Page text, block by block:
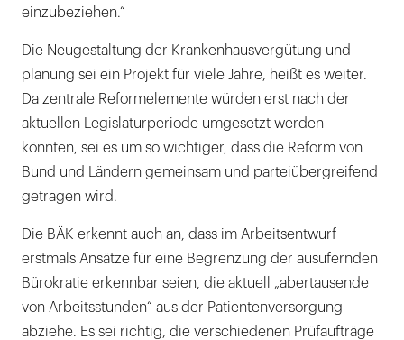
einzubeziehen.“
Die Neugestaltung der Krankenhausvergütung und -
planung sei ein Projekt für viele Jahre, heißt es weiter.
Da zentrale Reformelemente würden erst nach der
aktuellen Legislaturperiode umgesetzt werden
könnten, sei es um so wichtiger, dass die Reform von
Bund und Ländern gemeinsam und parteiübergreifend
getragen wird.
Die BÄK erkennt auch an, dass im Arbeitsentwurf
erstmals Ansätze für eine Begrenzung der ausufernden
Bürokratie erkennbar seien, die aktuell „abertausende
von Arbeitsstunden“ aus der Patientenversorgung
abziehe. Es sei richtig, die verschiedenen Prüfaufträge